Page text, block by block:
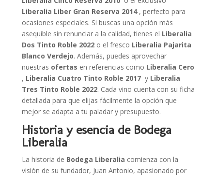
Liberalia Liber Gran Reserva 2014 , perfecto para
ocasiones especiales. Si buscas una opción más
asequible sin renunciar a la calidad, tienes el Liberalia
Dos Tinto Roble 2022o el fresco Liberalia Pajarita
Blanco Verdejo. Además, puedes aprovechar
nuestras ofertas en referencias como Liberalia Cero
, Liberalia Cuatro Tinto Roble 2017 y Liberalia
Tres Tinto Roble 2022. Cada vino cuenta con su ficha
detallada para que elijas fácilmente la opción que
mejor se adapta a tu paladar y presupuesto.
Historia y esencia de Bodega
Liberalia
La historia de Bodega Liberalia comienza con la
visión de su fundador, Juan Antonio, apasionado por